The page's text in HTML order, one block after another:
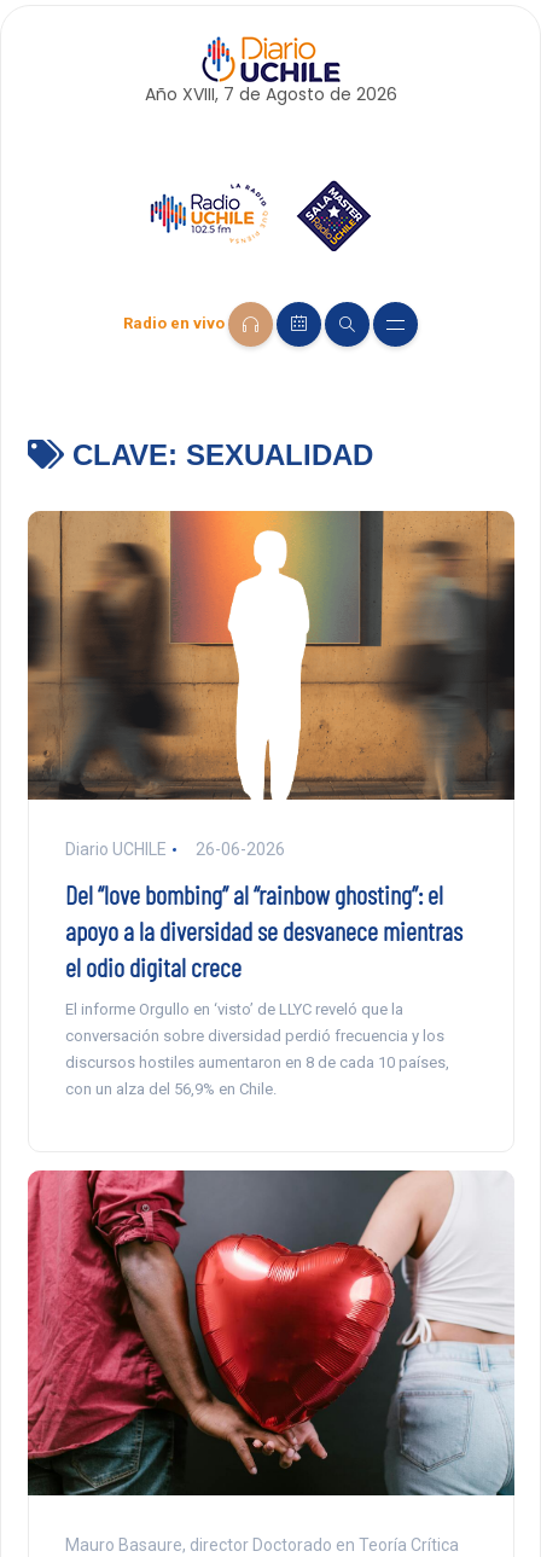
Año XVIII, 7 de Agosto de 2026
Radio en vivo
CLAVE: SEXUALIDAD
Diario UCHILE 26-06-2026
Del “love bombing” al “rainbow ghosting”: el
apoyo a la diversidad se desvanece mientras
el odio digital crece
El informe Orgullo en ‘visto’ de LLYC reveló que la
conversación sobre diversidad perdió frecuencia y los
discursos hostiles aumentaron en 8 de cada 10 países,
con un alza del 56,9% en Chile.
Mauro Basaure, director Doctorado en Teoría Crítica